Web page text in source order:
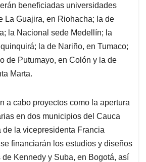
beneficiadas universidades
La Guajira, en Riohacha; la de
la Nacional sede Medellín; la
la de Nariño, en Tumaco;
de Putumayo, en Colón y la de
Marta.
a cabo proyectos como la apertura
en dos municipios del Cauca
de la vicepresidenta Francia
financiarán los estudios y diseños
Kennedy y Suba, en Bogotá, así